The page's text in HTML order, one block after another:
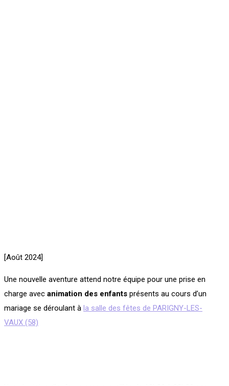
[Août 2024]
Une nouvelle aventure attend notre équipe pour une prise en
charge avec animation des enfants présents au cours d’un
mariage se déroulant à la salle des fêtes de PARIGNY-LES-
VAUX (58)